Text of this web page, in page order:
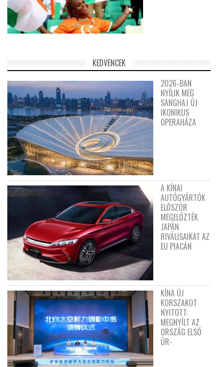
KEDVENCEK
2026-BAN
NYÍLIK MEG
SANGHAJ ÚJ
IKONIKUS
OPERAHÁZA
A KÍNAI
AUTÓGYÁRTÓK
ELŐSZÖR
MEGELŐZTÉK
JAPÁN
RIVÁLISAIKAT AZ
EU PIACÁN
KÍNA ÚJ
KORSZAKOT
NYITOTT:
MEGNYÍLT AZ
ORSZÁG ELSŐ
ŰR-